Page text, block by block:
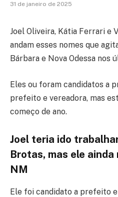
31 de janeiro de 2025
Joel Oliveira, Kátia Ferrari e
andam esses nomes que
Bárbara e Nova Odessa nos
Eles ou foram candidatos a
prefeito e vereadora, mas
começo de ano.
Joel teria ido
Brotas, mas ele
NM
Ele foi candidato a prefeito